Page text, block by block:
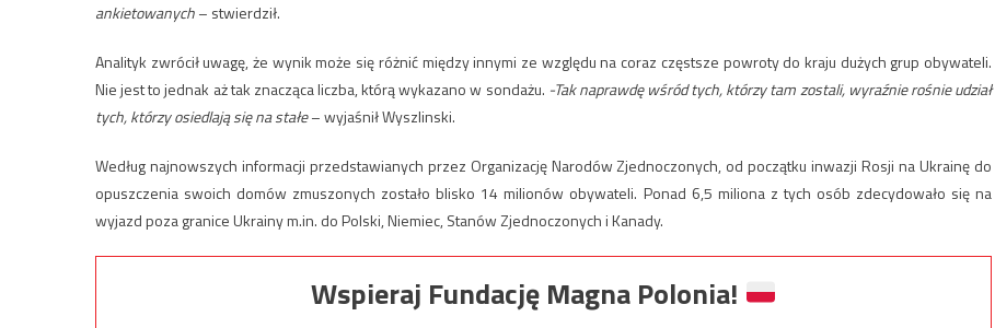
ankietowanych– stwierdził.
Analityk zwrócił uwagę, że wynik może się różnić między innymi ze względu na coraz częstsze powroty do kraju dużych grup obywateli.
Nie jest to jednak aż tak znacząca liczba, którą wykazano w sondażu. -Tak naprawdę wśród tych, którzy tam zostali, wyraźnie rośnie udział
tych, którzy osiedlają się na stałe– wyjaśnił Wyszlinski.
Według najnowszych informacji przedstawianych przez Organizację Narodów Zjednoczonych, od początku inwazji Rosji na Ukrainę do
opuszczenia swoich domów zmuszonych zostało blisko 14 milionów obywateli. Ponad 6,5 miliona z tych osób zdecydowało się na
wyjazd poza granice Ukrainy m.in. do Polski, Niemiec, Stanów Zjednoczonych i Kanady.
Wspieraj Fundację Magna Polonia!